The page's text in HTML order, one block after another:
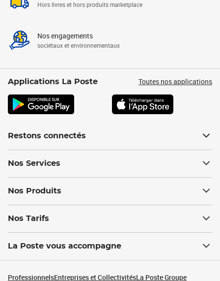
Hors livres et hors produits marketplace
Nos engagements
sociétaux et environnementaux
Applications La Poste Toutes nos applications
Restons connectés
Nos Services
Nos Produits
Nos Tarifs
La Poste vous accompagne
ProfessionnelsEntreprises et CollectivitésLa Poste Groupe